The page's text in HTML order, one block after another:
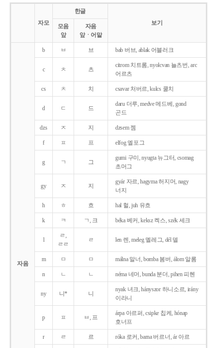
자모
한글
보기
모음
앞
자음
앞ㆍ어말
자음
b ㅂ 브 bab 버브, ablak 어블러크
c ㅊ 츠
citrom 치트롬, nyolcvan 뇰츠번, arc
어르츠
cs ㅊ 치 csavar 처버르, kulcs 쿨치
d ㄷ 드
daru 더루, medve 메드베, gond
곤드
dzs ㅈ 지 dzsem 젬
f ㅍ 프 elfog 엘포그
g ㄱ 그
gumi 구미, nyugta 뉴그터, csomag
초머그
gy ㅈ 지
gyár 자르, hagyma 허지머, nagy
너지
h ㅎ 흐 hal 헐, juh 유흐
k ㅋ ㄱ, 크 béka 베커, keksz 켁스, szék 세크
l
ㄹ,
ㄹㄹ
ㄹ len 렌, meleg 멜레그, dél 델
m ㅁ ㅁ málna 말너, bomba 봄버, álom 알롬
n ㄴ ㄴ néma 네머, bunda 분더, pihen 피헨
ny 니* 니
nyak 녀크, hányszor 하니소르, irány
이라니
p ㅍ ㅂ, 프
árpa 아르퍼, csipke 칩케, hónap
호너프
r ㄹ 르 róka 로커, barna 버르너, ár 아르